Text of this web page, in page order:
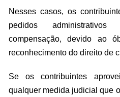
Nesses casos, os
pedidos
compensação, devido ao
reconhecimento do direito de
Se os contribuintes
qualquer medida judicial que